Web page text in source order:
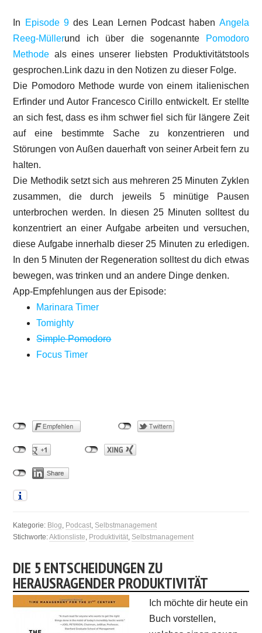
In Episode 9des Lean Lernen Podcast haben Angela
Reeg-Müllerund ich über die sogenannte
Pomodoro
Methode als eines unserer liebsten Produktivitätstools
gesprochen.Link dazu in den Notizen zu dieser Folge.
Die Pomodoro Methode wurde von einem italienischen
Erfinder und Autor Francesco Cirillo entwickelt. Er stellte
an sich fest, dass es ihm schwer fiel sich für längere Zeit
auf eine bestimmte Sache zu konzentrieren und
Störungen von Außen dauerhaft von seiner Arbeit fern zu
halten.
Die Methodik setzt sich aus mehreren 25 Minuten Zyklen
zusammen, die durch jeweils 5 minütige Pausen
unterbrochen werden. In diesen 25 Minuten solltest du
konzentriert an einer Aufgabe arbeiten und versuchen,
diese Aufgabe innerhalb dieser 25 Minuten zu erledigen.
In den 5 Minuten der Regeneration solltest du dich etwas
bewegen, was trinken und an andere Dinge denken.
App-Empfehlungen aus der Episode:
Marinara Timer
Tomighty
Simple Pomodoro
Focus Timer
Kategorie: Blog Podcast Selbstmanagement
Stichworte:Aktionsliste Produktivität Selbstmanagement
DIE 5 ENTSCHEIDUNGEN ZU
HERAUSRAGENDER PRODUKTIVITÄT
Ich möchte dir heute ein
Buch vorstellen,